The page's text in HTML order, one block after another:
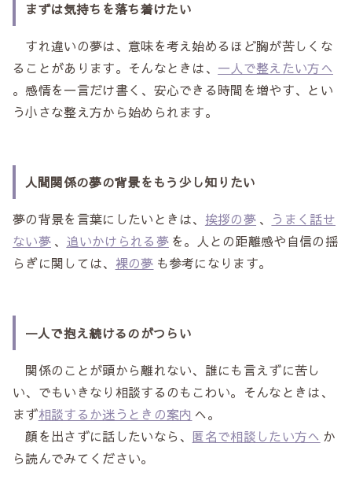
まずは気持ちを落ち着けたい
すれ違いの夢は、意味を考え始めるほど胸が苦しくな
ることがあります。そんなときは、 一人で整えたい方へ
。感情を一言だけ書く、安心できる時間を増やす、とい
う小さな整え方から始められます。
人間関係の夢の背景をもう少し知りたい
夢の背景を言葉にしたいときは、 挨拶の夢 、
うまく話せ
ない夢 、 追いかけられる夢 を。人との距離感や自信の揺
らぎに関しては、 裸の夢 も参考になります。
一人で抱え続けるのがつらい
関係のことが頭から離れない、誰にも言えずに苦し
い、でもいきなり相談するのもこわい。そんなときは、
まず相談するか迷うときの案内 へ。
顔を出さずに話したいなら、 匿名で相談したい方へ か
ら読んでみてください。